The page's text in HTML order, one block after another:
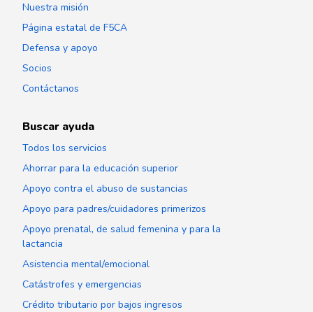
Nuestra misión
Página estatal de F5CA
Defensa y apoyo
Socios
Contáctanos
Buscar ayuda
Todos los servicios
Ahorrar para la educación superior
Apoyo contra el abuso de sustancias
Apoyo para padres/cuidadores primerizos
Apoyo prenatal, de salud femenina y para la
lactancia
Asistencia mental/emocional
Catástrofes y emergencias
Crédito tributario por bajos ingresos